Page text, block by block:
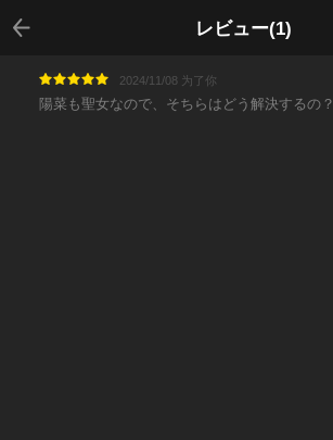
レビュー(1)
戻る
2024/11/08 为了你
陽菜も聖女なので、そちらはどう解決するの？